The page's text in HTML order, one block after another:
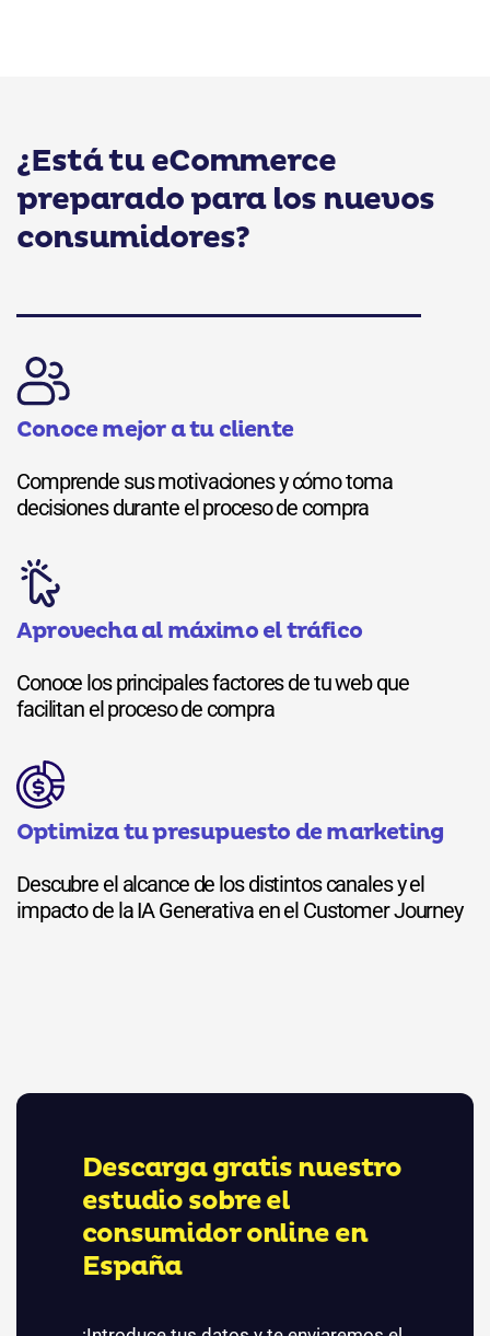
¿Está tu eCommerce
preparado para los nuevos
consumidores?
Conoce mejor a tu cliente
Comprende sus motivaciones y cómo toma
decisiones durante el proceso de compra
Aprovecha al máximo el tráfico
Conoce los principales factores de tu web que
facilitan el proceso de compra
Optimiza tu presupuesto de marketing
Descubre el alcance de los distintos canales y el
impacto de la IA Generativa en el Customer Journey
Descarga gratis nuestro
estudio sobre el
consumidor online en
España